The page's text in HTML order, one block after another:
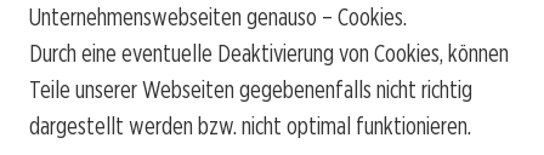
Unternehmenswebseiten genauso – Cookies.
Durch eine eventuelle Deaktivierung von Cookies, können
Teile unserer Webseiten gegebenenfalls nicht richtig
dargestellt werden bzw. nicht optimal funktionieren.